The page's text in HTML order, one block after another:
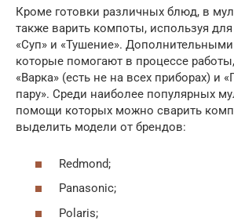
Кроме готовки различных блюд, в
также варить компоты, используя
«Суп» и «Тушение».
которые помогают в процессе
«Варка» (есть не на всех приборах) и
пару». Среди наиболее популярных
помощи которых можно сварить
выделить модели от брендов:
Redmond;
Panasonic;
Polaris;